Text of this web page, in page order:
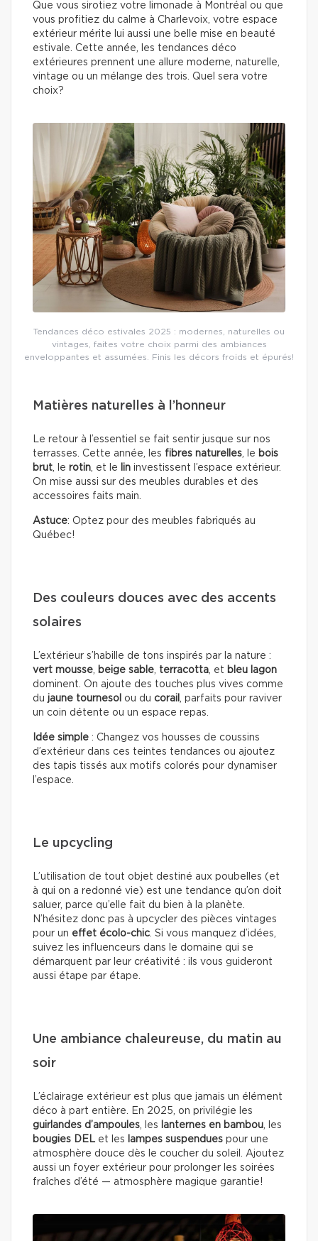
Que vous sirotiez votre limonade à Montréal ou que
vous profitiez du calme à Charlevoix, votre espace
extérieur mérite lui aussi une belle mise en beauté
estivale. Cette année, les tendances déco
extérieures prennent une allure moderne, naturelle,
vintage ou un mélange des trois. Quel sera votre
choix?
Tendances déco estivales 2025 : modernes, naturelles ou
vintages, faites votre choix parmi des ambiances
enveloppantes et assumées. Finis les décors froids et épurés!
Matières naturelles à l’honneur
Le retour à l’essentiel se fait sentir jusque sur nos
terrasses. Cette année, les fibres naturelles , le bois
brut , le rotin , et le lin investissent l’espace extérieur.
On mise aussi sur des meubles durables et des
accessoires faits main.
Astuce: Optez pour des meubles fabriqués au
Québec!
Des couleurs douces avec des accents
solaires
L’extérieur s’habille de tons inspirés par la nature :
vert mousse
beige sable terracotta , et bleu lagon
dominent. On ajoute des touches plus vives comme
du jaune tournesol ou du corail
, parfaits pour raviver
un coin détente ou un espace repas.
Idée simple : Changez vos housses de coussins
d’extérieur dans ces teintes tendances ou ajoutez
des tapis tissés aux motifs colorés pour dynamiser
l’espace.
Le upcycling
L’utilisation de tout objet destiné aux poubelles (et
à qui on a redonné vie) est une tendance qu’on doit
saluer, parce qu’elle fait du bien à la planète.
N’hésitez donc pas à upcycler des pièces vintages
pour un effet écolo-chic . Si vous manquez d’idées,
suivez les influenceurs dans le domaine qui se
démarquent par leur créativité : ils vous guideront
aussi étape par étape.
Une ambiance chaleureuse, du matin au
soir
L’éclairage extérieur est plus que jamais un élément
déco à part entière. En 2025, on privilégie les
guirlandes d’ampoules , les lanternes en bambou , les
bougies DEL et les lampes suspendues pour une
atmosphère douce dès le coucher du soleil. Ajoutez
aussi un foyer extérieur pour prolonger les soirées
fraîches d’été — atmosphère magique garantie!